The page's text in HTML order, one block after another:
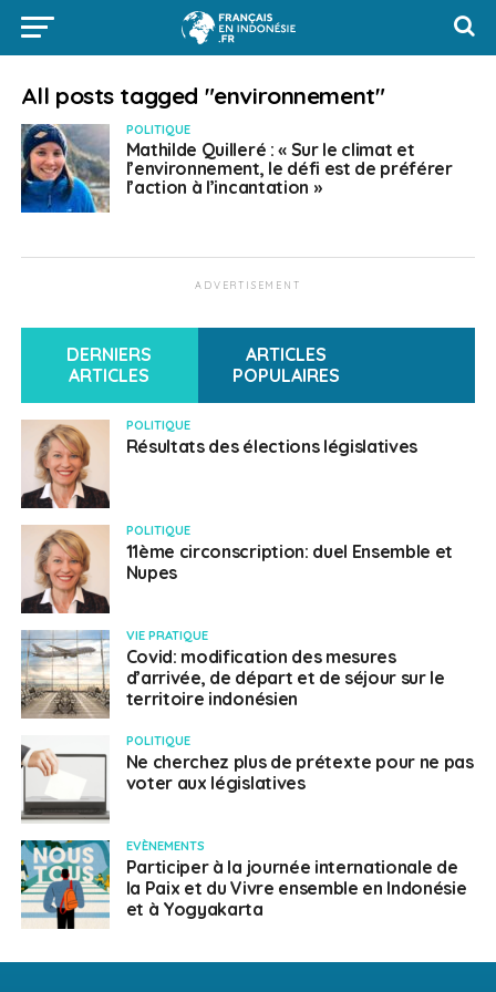
All posts tagged "environnement"
POLITIQUE
Mathilde Quilleré : « Sur le climat et
l’environnement, le défi est de préférer
l’action à l’incantation »
ADVERTISEMENT
DERNIERS
ARTICLES
ARTICLES
POPULAIRES
POLITIQUE
Résultats des élections législatives
POLITIQUE
11ème circonscription: duel Ensemble et
Nupes
VIE PRATIQUE
Covid: modification des mesures
d’arrivée, de départ et de séjour sur le
territoire indonésien
POLITIQUE
Ne cherchez plus de prétexte pour ne pas
voter aux législatives
EVÈNEMENTS
Participer à la journée internationale de
la Paix et du Vivre ensemble en Indonésie
et à Yogyakarta